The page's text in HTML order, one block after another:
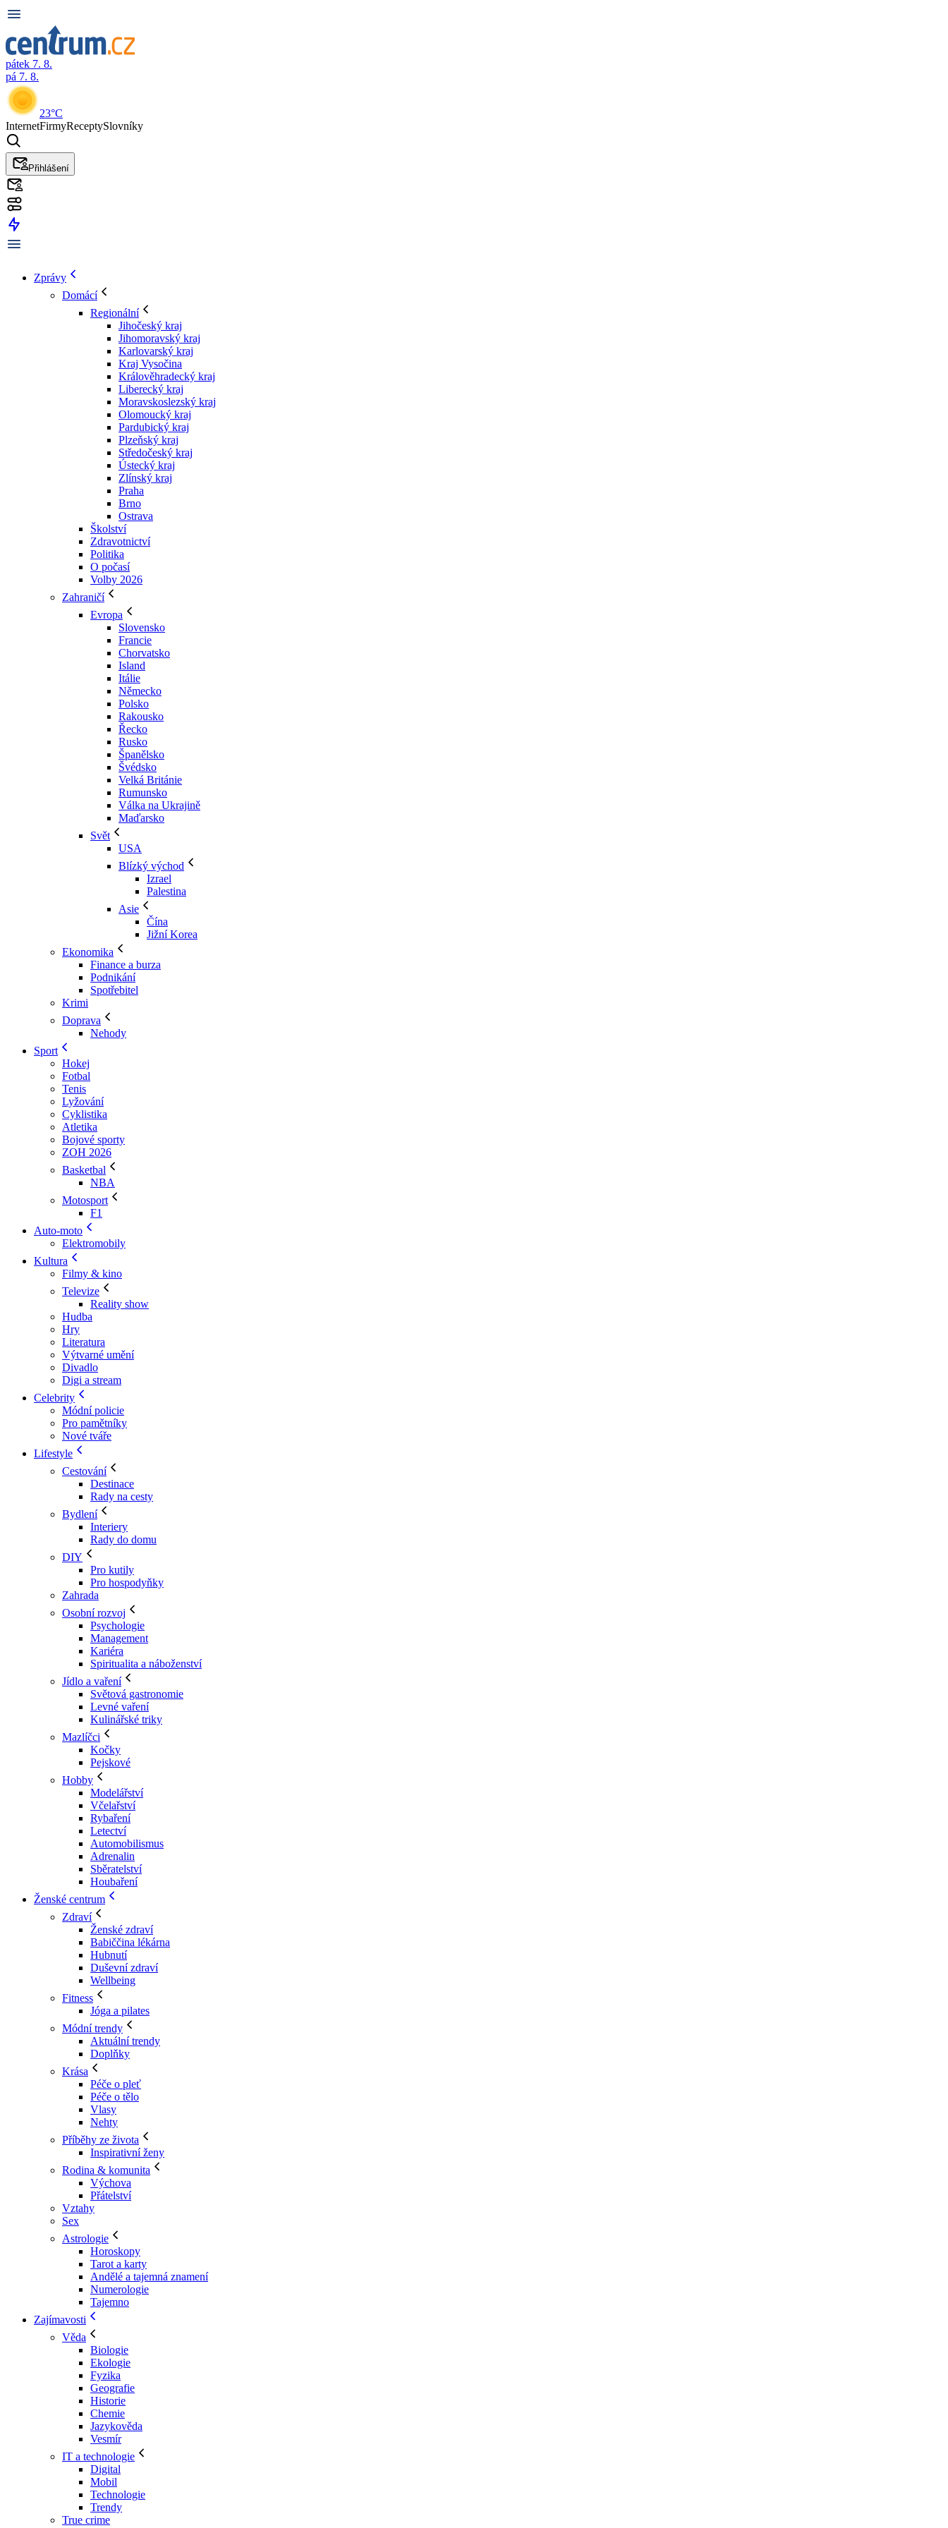
pátek 7. 8.
pá 7. 8.
23°C
InternetFirmyReceptySlovníky
Přihlášení
Zprávy
Domácí
Regionální
Jihočeský kraj
Jihomoravský kraj
Karlovarský kraj
Kraj Vysočina
Králověhradecký kraj
Liberecký kraj
Moravskoslezský kraj
Olomoucký kraj
Pardubický kraj
Plzeňský kraj
Středočeský kraj
Ústecký kraj
Zlínský kraj
Praha
Brno
Ostrava
Školství
Zdravotnictví
Politika
O počasí
Volby 2026
Zahraničí
Evropa
Slovensko
Francie
Chorvatsko
Island
Itálie
Německo
Polsko
Rakousko
Řecko
Rusko
Španělsko
Švédsko
Velká Británie
Rumunsko
Válka na Ukrajině
Maďarsko
Svět
USA
Blízký východ
Izrael
Palestina
Asie
Čína
Jižní Korea
Ekonomika
Finance a burza
Podnikání
Spotřebitel
Krimi
Doprava
Nehody
Sport
Hokej
Fotbal
Tenis
Lyžování
Cyklistika
Atletika
Bojové sporty
ZOH 2026
Basketbal
NBA
Motosport
F1
Auto-moto
Elektromobily
Kultura
Filmy & kino
Televize
Reality show
Hudba
Hry
Literatura
Výtvarné umění
Divadlo
Digi a stream
Celebrity
Módní policie
Pro pamětníky
Nové tváře
Lifestyle
Cestování
Destinace
Rady na cesty
Bydlení
Interiery
Rady do domu
DIY
Pro kutily
Pro hospodyňky
Zahrada
Osobní rozvoj
Psychologie
Management
Kariéra
Spiritualita a náboženství
Jídlo a vaření
Světová gastronomie
Levné vaření
Kulinářské triky
Mazlíčci
Kočky
Pejskové
Hobby
Modelářství
Včelařství
Rybaření
Letectví
Automobilismus
Adrenalin
Sběratelství
Houbaření
Ženské centrum
Zdraví
Ženské zdraví
Babiččina lékárna
Hubnutí
Duševní zdraví
Wellbeing
Fitness
Jóga a pilates
Módní trendy
Aktuální trendy
Doplňky
Krása
Péče o pleť
Péče o tělo
Vlasy
Nehty
Příběhy ze života
Inspirativní ženy
Rodina & komunita
Výchova
Přátelství
Vztahy
Sex
Astrologie
Horoskopy
Tarot a karty
Andělé a tajemná znamení
Numerologie
Tajemno
Zajímavosti
Věda
Biologie
Ekologie
Fyzika
Geografie
Historie
Chemie
Jazykověda
Vesmír
IT a technologie
Digital
Mobil
Technologie
Trendy
True crime